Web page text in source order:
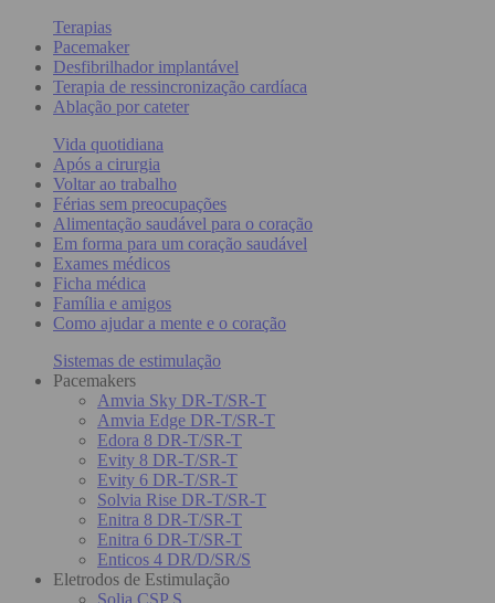
Terapias
Pacemaker
Desfibrilhador implantável
Terapia de ressincronização cardíaca
Ablação por cateter
Vida quotidiana
Após a cirurgia
Voltar ao trabalho
Férias sem preocupações
Alimentação saudável para o coração
Em forma para um coração saudável
Exames médicos
Ficha médica
Família e amigos
Como ajudar a mente e o coração
Sistemas de estimulação
Pacemakers
Amvia Sky DR-T/SR-T
Amvia Edge DR-T/SR-T
Edora 8 DR-T/SR-T
Evity 8 DR-T/SR-T
Evity 6 DR-T/SR-T
Solvia Rise DR-T/SR-T
Enitra 8 DR-T/SR-T
Enitra 6 DR-T/SR-T
Enticos 4 DR/D/SR/S
Eletrodos de Estimulação
Solia CSP S